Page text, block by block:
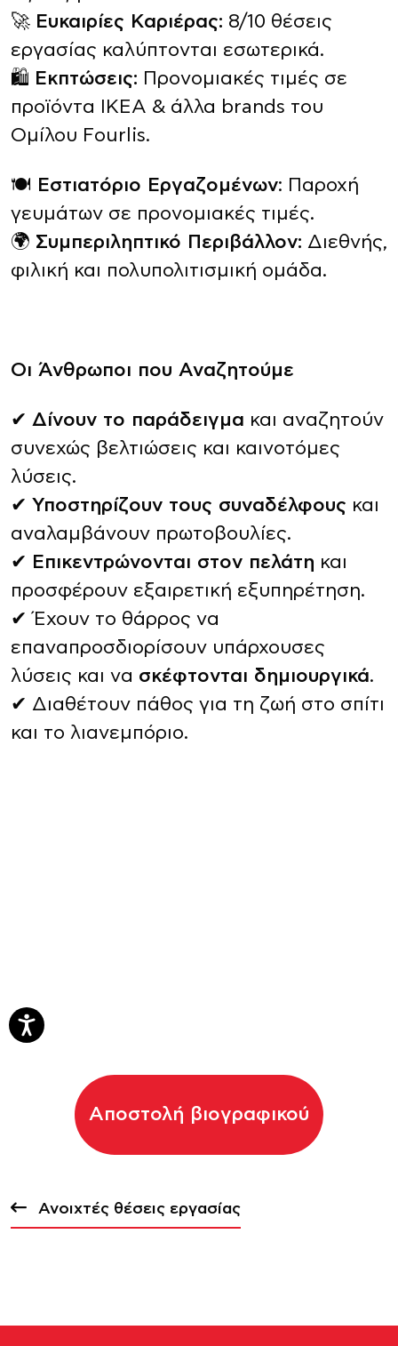
🚀 Ευκαιρίες Καριέρας: 8/10 θέσεις
εργασίας καλύπτονται εσωτερικά.
🛍️ Εκπτώσεις: Προνομιακές τιμές σε
προϊόντα ΙΚΕΑ & άλλα brands του
Ομίλου Fourlis.
🍽️ Εστιατόριο Εργαζομένων: Παροχή
γευμάτων σε προνομιακές τιμές.
🌍 Συμπεριληπτικό Περιβάλλον: Διεθνής,
φιλική και πολυπολιτισμική ομάδα.
Οι Άνθρωποι που Αναζητούμε
✔ Δίνουν το παράδειγμα και αναζητούν
συνεχώς βελτιώσεις και καινοτόμες
λύσεις.
✔ Υποστηρίζουν τους συναδέλφους και
αναλαμβάνουν πρωτοβουλίες.
✔ Επικεντρώνονται στον πελάτη και
προσφέρουν εξαιρετική εξυπηρέτηση.
✔ Έχουν το θάρρος να
επαναπροσδιορίσουν υπάρχουσες
λύσεις και να σκέφτονται δημιουργικά.
✔ Διαθέτουν πάθος για τη ζωή στο σπίτι
και το λιανεμπόριο.
Αποστολή βιογραφικού
Ανοιχτές θέσεις εργασίας